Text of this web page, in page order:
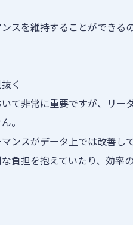
スを維持することができるの
く
て非常に重要ですが、リー
。
ンスがデータ上では改善し
負担を抱えていたり、効率